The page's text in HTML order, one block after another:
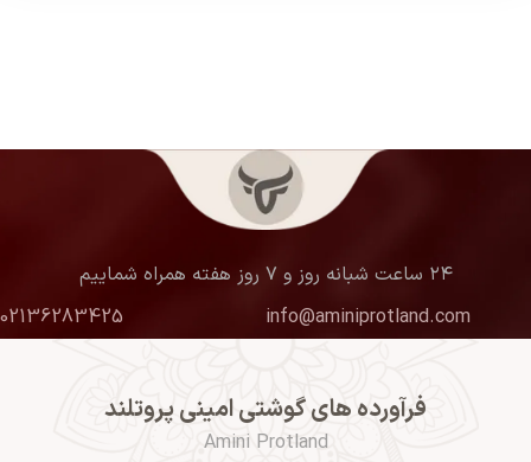
۲۴ ساعت شبانه روز و ۷ روز هفته همراه شماییم
info@aminiprotland.com
02136283425
فرآورده های گوشتی امینی پروتلند
Amini Protland